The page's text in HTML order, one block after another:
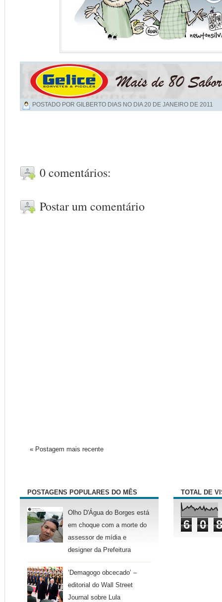
POSTADO POR GILBERTO DIAS NO DIA 20 DE JANEIRO DE 2011
0 comentários:
Postar um comentário
« Postagem mais recente
POSTAGENS POPULARES DO MÊS
Olho D'Água do Borges está
em choque com a morte do
assessor de mídia e
designer da Prefeitura
‘Demagogo obcecado’ –
editorial do Wall Street
Journal sobre Lula
TOTAL DE
6 0 8